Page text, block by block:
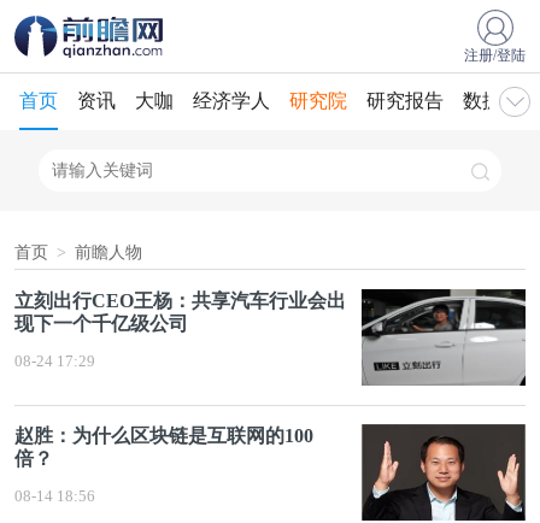
注册/登陆
首页 资讯 大咖 经济学人 研究院 研究报告 数据库
首页 > 前瞻人物
立刻出行CEO王杨：共享汽车行业会出
现下一个千亿级公司
08-24 17:29
赵胜：为什么区块链是互联网的100
倍？
08-14 18:56